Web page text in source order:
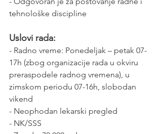
tehnološke discipline
Uslovi rada:
- Radno vreme: Ponedeljak – petak 07-
17h (zbog organizacije rada u okviru
preraspodele radnog vremena), u
zimskom periodu 07-16h, slobodan
vikend
- Neophodan lekarski pregled
- NK/SSS